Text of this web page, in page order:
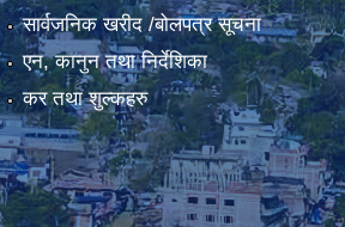
सार्वजनिक खरीद /बोलपत्र सूचना
एन, कानुन तथा निर्देशिका
कर तथा शुल्कहरु